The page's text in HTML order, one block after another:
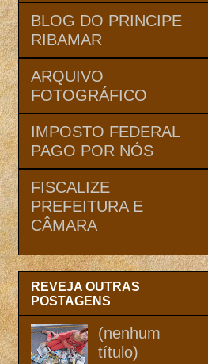
BLOG DO PRINCIPE
RIBAMAR
ARQUIVO
FOTOGRÁFICO
IMPOSTO FEDERAL
PAGO POR NÓS
FISCALIZE
PREFEITURA E
CÂMARA
REVEJA OUTRAS
POSTAGENS
(nenhum
título)